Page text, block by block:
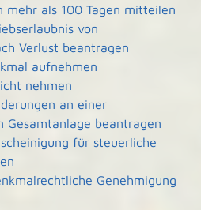
mehr als 100 Tagen mitteilen
von
Verlust beantragen
aufnehmen
nehmen
an einer
Gesamtanlage beantragen
für steuerliche
Genehmigung